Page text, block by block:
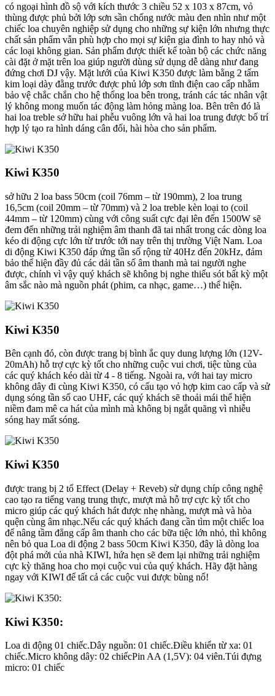
có ngoại hình đồ sộ với kích thước 3 chiều 52 x 103 x 87cm, vỏ
thùng được phủ bởi lớp sơn sần chống nước màu đen nhìn như một
chiếc loa chuyên nghiệp sử dụng cho những sự kiện lớn nhưng thực
chất sản phẩm vẫn phù hợp cho mọi sự kiện gia đình to hay nhỏ và
các loại không gian. Sản phẩm được thiết kế toàn bộ các chức năng
cài đặt ở mặt trên loa giúp người dùng sử dụng dễ dàng như đang
đứng chơi DJ vậy. Mặt lưới của Kiwi K350 được làm bằng 2 tấm
kim loại dày đằng trước được phủ lớp sơn tĩnh điện cao cấp nhằm
bảo vệ chắc chắn cho hệ thống loa bên trong, tránh các tác nhân vật
lý không mong muốn tác động làm hỏng màng loa. Bên trên đó là
hai loa treble sở hữu hai phễu vuông lớn và hai loa trung được bố trí
hợp lý tạo ra hình dáng cân đối, hài hòa cho sản phẩm.
Kiwi K350
sở hữu 2 loa bass 50cm (coil 76mm – từ 190mm), 2 loa trung
16,5cm (coil 20mm – từ 70mm) và 2 loa treble kèn loại to (coil
44mm – từ 120mm) cùng với công suất cực đại lên đến 1500W sẽ
đem đến những trải nghiệm âm thanh đã tai nhất trong các dòng loa
kéo di động cực lớn từ trước tới nay trên thị trường Việt Nam. Loa
di động Kiwi K350 đáp ứng tần số rộng từ 40Hz đến 20kHz, đảm
bảo thể hiện đầy đủ các dải tần số âm thanh mà tai người nghe
được, chính vì vậy quý khách sẽ không bị nghe thiếu sót bất kỳ một
âm sắc nào mà nguồn phát (phim, ca nhạc, game…) thể hiện.
Kiwi K350
Bên cạnh đó, còn được trang bị bình ắc quy dung lượng lớn (12V-
20mAh) hỗ trợ cực kỳ tốt cho những cuộc vui chơi, tiệc tùng của
các quý khách kéo dài từ 4 - 8 tiếng. Ngoài ra, với hai tay micro
không dây đi cùng Kiwi K350, có cấu tạo vỏ hợp kim cao cấp và sử
dụng sóng tần số cao UHF, các quý khách sẽ thoải mái thể hiện
niềm đam mê ca hát của mình mà không bị ngắt quãng vì nhiễu
sóng hay mất sóng.
Kiwi K350
được trang bị 2 tổ Effect (Delay + Reveb) sử dụng chíp công nghệ
cao tạo ra tiếng vang trung thực, mượt mà hỗ trợ cực kỳ tốt cho
micro giúp các quý khách hát được nhẹ nhàng, mượt mà và hòa
quện cùng âm nhạc.Nếu các quý khách đang cần tìm một chiếc loa
để nâng tầm đẳng cấp âm thanh cho các bữa tiệc lớn nhỏ, thì không
nên bỏ qua Loa di động 2 bass 50cm Kiwi K350, đây là dòng loa
đột phá mới của nhà KIWI, hứa hẹn sẽ đem lại những trải nghiệm
cực kỳ thăng hoa cho mọi cuộc vui của quý khách. Hãy đặt hàng
ngay với KIWI để tất cả các cuộc vui được bùng nổ!
Kiwi K350:
Loa di động 01 chiếc.Dây nguồn: 01 chiếc.Điều khiển từ xa: 01
chiếc.Micro không dây: 02 chiếcPin AA (1,5V): 04 viên.Túi đựng
micro: 01 chiếc